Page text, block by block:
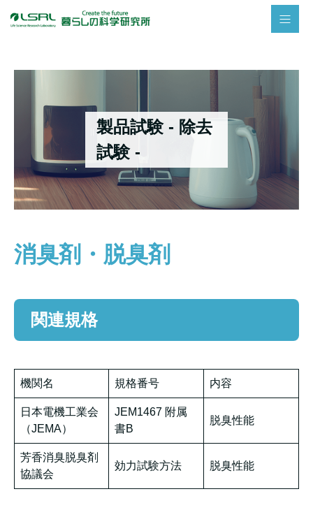
製品試験 - 除去
試験 -
消臭剤・脱臭剤
関連規格
機関名 規格番号 内容
日本電機工業会
（JEMA）
JEM1467 附属
書B
脱臭性能
芳香消臭脱臭剤
協議会
効力試験方法 脱臭性能